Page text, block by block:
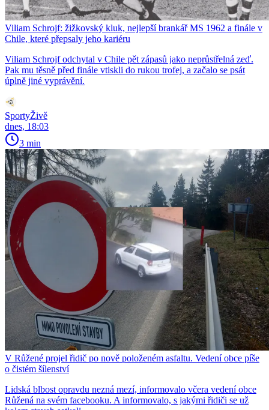
Viliam Schrojf: žižkovský kluk, nejlepší brankář MS 1962 a finále v
Chile, které přepsaly jeho kariéru
Viliam Schrojf odchytal v Chile pět zápasů jako neprůstřelná zeď.
Pak mu těsně před finále vtiskli do rukou trofej, a začalo se psát
úplně jiné vyprávění.
SportyŽivě
dnes, 18:03
3 min
V Růžené projel řidič po nově položeném asfaltu. Vedení obce píše
o čistém šílenství
Lidská blbost opravdu nezná mezí, informovalo včera vedení obce
Růžená na svém facebooku. A informovalo, s jakými řidiči se už